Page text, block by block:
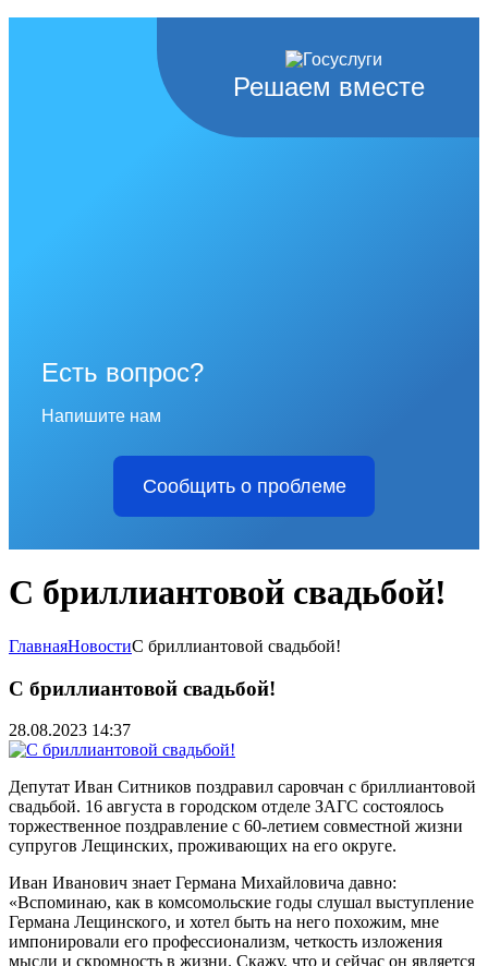
Решаем вместе
Есть вопрос?
Напишите нам
Сообщить о проблеме
С бриллиантовой свадьбой!
ГлавнаяНовостиС бриллиантовой свадьбой!
С бриллиантовой свадьбой!
28.08.2023 14:37
Депутат Иван Ситников поздравил саровчан с бриллиантовой
свадьбой. 16 августа в городском отделе ЗАГС состоялось
торжественное поздравление с 60-летием совместной жизни
супругов Лещинских, проживающих на его округе.
Иван Иванович знает Германа Михайловича давно:
«Вспоминаю, как в комсомольские годы слушал выступление
Германа Лещинского, и хотел быть на него похожим, мне
импонировали его профессионализм, четкость изложения
мысли и скромность в жизни. Скажу, что и сейчас он является